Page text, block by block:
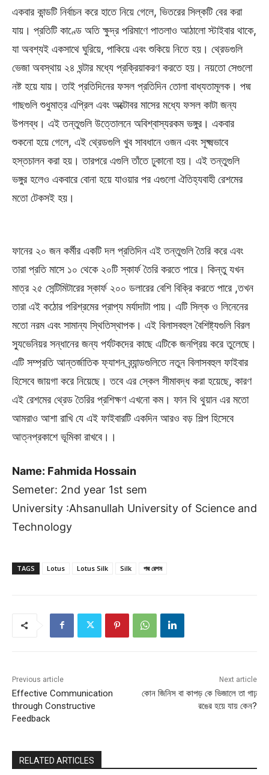
একবার কান্ডটি নির্বাচন করে হাতে নিয়ে গেলে, ভিতরের সিল্কটি বের করা
যায়। প্রতিটি কাণ্ডে অতি ক্ষুদ্র পরিমাণে পাতলাও আঠালো স্টাইবার থাকে,
যা অবশ্যই একসাথে ঘুরিয়ে, পাকিয়ে এবং শুকিয়ে নিতে হয়। থ্রেডগুলি
ভেজা অবস্থায় ২৪ ঘন্টার মধ্যে প্রক্রিয়াকরণ করতে হয়। নয়তো সেগুলো
নষ্ট হয়ে যায়। তাই প্রতিদিনের ফসল প্রতিদিন তোলা বাধ্যতামূলক। পদ্ম
গাছগুলি শুধুমাত্র এপ্রিল এবং অক্টোবর মাসের মধ্যে ফসল কাটা জন্য
উপলব্ধ। এই তন্তুগুলি উত্তোলনে অবিশ্বাস্যরকম ভঙ্গুর। একবার
শুকনো হয়ে গেলে, এই থ্রেডগুলি খুব সাবধানে ওজন এবং সূক্ষ্মভাবে
হস্তচালন করা হয়। তারপরে এগুলি তাঁতে ঢুকানো হয়। এই তন্তুগুলি
ভঙ্গুর হলেও একবারে বোনা হয়ে যাওয়ার পর এগুলো ঐতিহ্যবাহী রেশমের
মতো টেকসই হয়।
ফানের ২০ জন কর্মীর একটি দল প্রতিদিন এই তন্তুগুলি তৈরি করে এবং
তারা প্রতি মাসে ১০ থেকে ২০টি স্কার্ফ তৈরি করতে পারে। কিন্তু যখন
মাত্র ২৫ সেন্টিমিটারের স্কার্ফ ২০০ ডলারের বেশি বিক্রি করতে পারে ,তখন
তারা এই কঠোর পরিশ্রমের প্রাপ্য মর্যাদাটা পায়। এটি সিল্ক ও লিনেনের
মতো নরম এবং সামান্য স্থিতিস্থাপক। এই বিলাসবহুল বৈশিষ্ট্যগুলি বিরল
স্যুভেনিয়র সন্ধানের জন্য পর্যটকদের কাছে এটিকে জনপ্রিয় করে তুলেছে।
এটি সম্প্রতি আন্তর্জাতিক ফ্যাশন ব্র্যান্ডগুলিতে নতুন বিলাসবহুল ফাইবার
হিসেবে জায়গা করে নিয়েছে। তবে এর স্কেল সীমাবদ্ধ করা হয়েছে, কারণ
এই রেশমের থ্রেড তৈরির প্রশিক্ষণ এখনো কম। ফান থি থুয়ান এর মতো
আমরাও আশা রাখি যে এই ফাইবারটি একদিন আরও বড় শিল্প হিসেবে
আত্নপ্রকাশে ভূমিকা রাখবে।।
Name: Fahmida Hossain
Semeter: 2nd year 1st sem
University :Ahsanullah University of Science and
Technology
TAGS Lotus Lotus Silk Silk পদ্ম রেশম
Previous article
Effective Communication
through Constructive
Feedback
Next article
কোন জিনিস বা কাপড় কে ভিজালে তা গাঢ়
রঙের হয়ে যায় কেন?
RELATED ARTICLES